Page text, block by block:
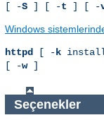
[ -S ] [ -t ] [ -
Windows
httpd [ - k
[ -w]
Seçenekler